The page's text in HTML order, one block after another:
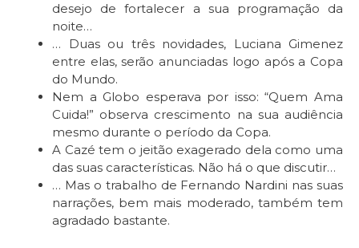
desejo de fortalecer a sua programação da
noite…
… Duas ou três novidades, Luciana Gimenez
entre elas, serão anunciadas logo após a Copa
do Mundo.
Nem a Globo esperava por isso: “Quem Ama
Cuida!” observa crescimento na sua audiência
mesmo durante o período da Copa.
A Cazé tem o jeitão exagerado dela como uma
das suas características. Não há o que discutir…
… Mas o trabalho de Fernando Nardini nas suas
narrações, bem mais moderado, também tem
agradado bastante.